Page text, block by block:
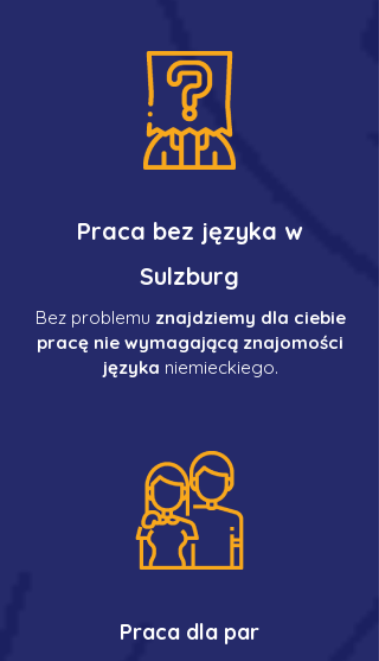
Praca bez języka w
Sulzburg
Bez problemu znajdziemy dla ciebie
pracę nie wymagającą znajomości
języka niemieckiego.
Praca dla par